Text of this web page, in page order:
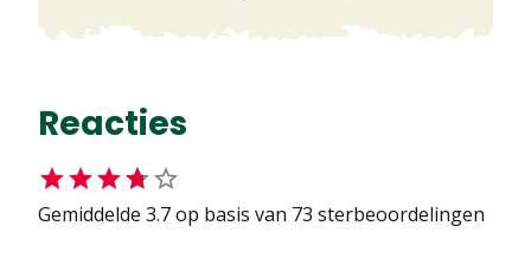
Reacties
Gemiddelde 3.7op basis van 73 sterbeoordelingen